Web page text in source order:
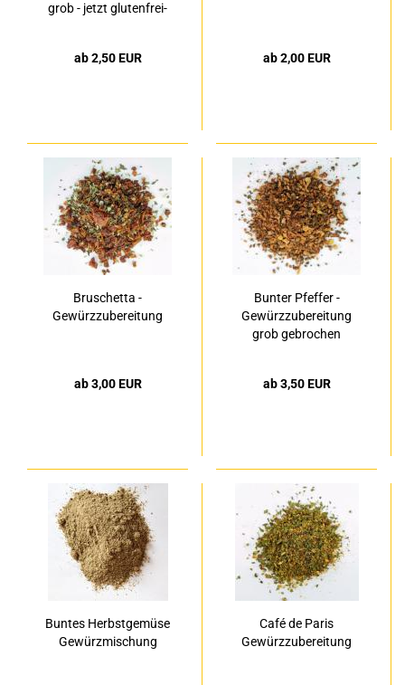
grob - jetzt glutenfrei-
ab 2,50 EUR ab 2,00 EUR
Bruschetta -
Gewürzzubereitung
ab 3,00 EUR
Bunter Pfeffer -
Gewürzzubereitung
grob gebrochen
ab 3,50 EUR
Buntes Herbstgemüse
Gewürzmischung
Café de Paris
Gewürzzubereitung